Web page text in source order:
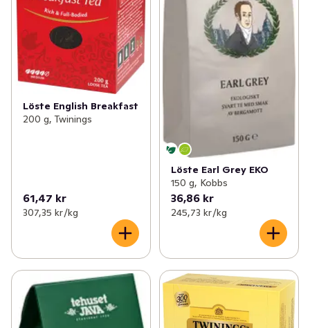
Löste English Breakfast
200 g, Twinings
61,47 kr
307,35 kr /kg
Löste Earl Grey EKO
150 g, Kobbs
36,86 kr
245,73 kr /kg